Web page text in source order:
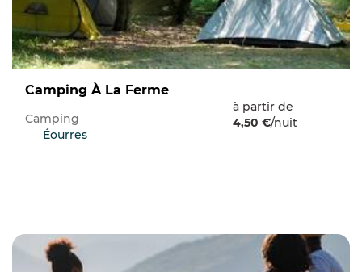
Camping À La Ferme
Camping
Éourres
à partir de
4,50 €/nuit